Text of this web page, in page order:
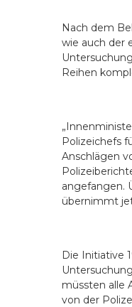
Nach dem
wie auch der
Reihen
Polizeichefs
Anschlägen
angefangen.
übernimmt
Die Initiative
müssten alle
von der